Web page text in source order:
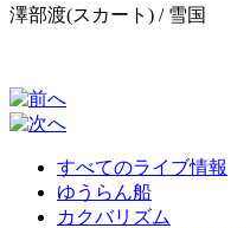
澤部渡(スカート) / 雪国
すべてのライブ情報
ゆうらん船
カクバリズム